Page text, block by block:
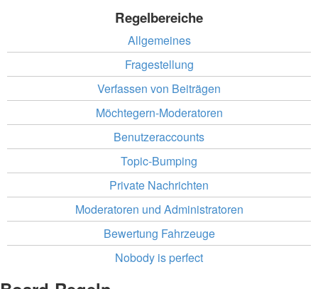
Regelbereiche
Allgemeines
Fragestellung
Verfassen von Beiträgen
Möchtegern-Moderatoren
Benutzeraccounts
Topic-Bumping
Private Nachrichten
Moderatoren und Administratoren
Bewertung Fahrzeuge
Nobody is perfect